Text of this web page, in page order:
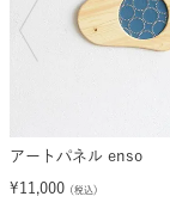
アートパネル enso
¥11,000 （税込）